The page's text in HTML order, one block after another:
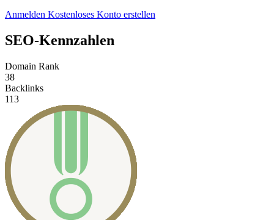
Anmelden Kostenloses Konto erstellen
SEO-Kennzahlen
Domain Rank
38
Backlinks
113